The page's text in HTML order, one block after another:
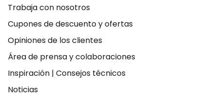
Trabaja con nosotros
Cupones de descuento y ofertas
Opiniones de los clientes
Área de prensa y colaboraciones
Inspiración | Consejos técnicos
Noticias